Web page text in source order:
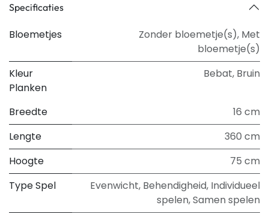
Specificaties
Bloemetjes Zonder bloemetje(s), Met
bloemetje(s)
Kleur
Planken
Bebat, Bruin
Breedte
16 cm
Lengte
360 cm
Hoogte
75 cm
Type Spel
Evenwicht, Behendigheid, Individueel
spelen,Samen spelen